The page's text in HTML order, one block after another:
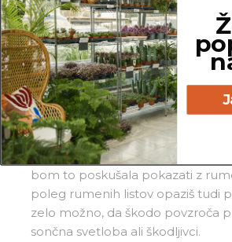
Pogoste težave
Gnitje:če si opazil_a gnitje
in/ali korenin, si me po vsej
prekomerno zalil_a. Prosim, da
gnile korenine in korenike, potem
v popolnoma svežo in zračno
naprej me, prosim, zalivaj manj
Rumeni listi:če me zalivaš
bom to poskušala pokazati z
poleg rumenih listov opaziš tudi
zelo možno, da škodo povzroča
sončna svetloba ali škodljivci.